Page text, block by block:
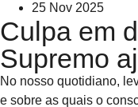
25 Nov 2025
Culpa em
Supremo
No nosso quotidiano,
e sobre as quais o